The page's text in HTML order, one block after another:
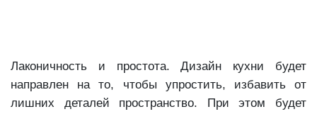
Лаконичность и простота. Дизайн кухни будет
направлен на то, чтобы упростить, избавить от
лишних деталей пространство. При этом будет